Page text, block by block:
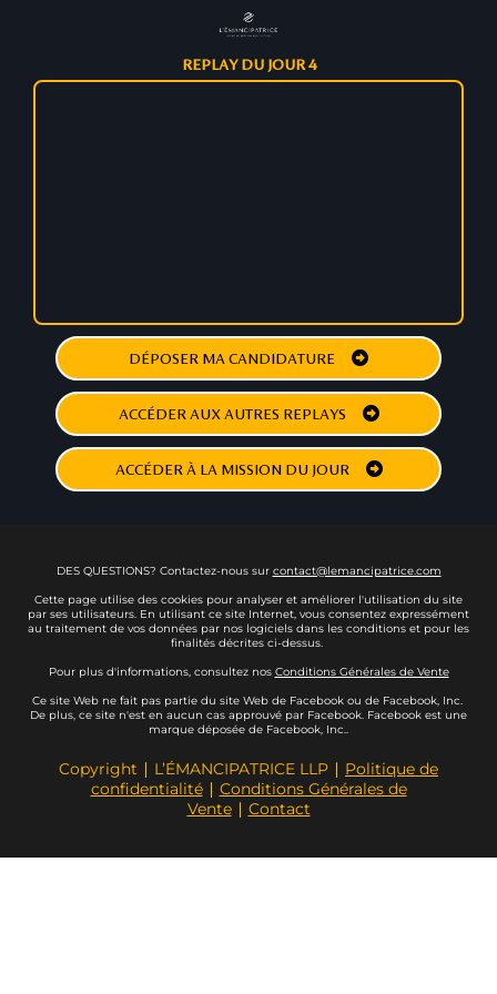
REPLAY DU JOUR 4
DÉPOSER MA CANDIDATURE
ACCÉDER AUX AUTRES REPLAYS
ACCÉDER À LA MISSION DU JOUR
DES QUESTIONS? Contactez-nous sur contact@lemancipatrice.com
Cette page utilise des cookies pour analyser et améliorer l'utilisation du site
par ses utilisateurs. En utilisant ce site Internet, vous consentez expressément
au traitement de vos données par nos logiciels dans les conditions et pour les
finalités décrites ci-dessus.
Pour plus d'informations, consultez nos Conditions Générales de Vente
Ce site Web ne fait pas partie du site Web de Facebook ou de Facebook, Inc.
De plus, ce site n'est en aucun cas approuvé par Facebook. Facebook est une
marque déposée de Facebook, Inc..
Copyright ∣ L’ÉMANCIPATRICE LLP ∣ Politique de
confidentialité∣ Conditions Générales de
Vente∣ Contact